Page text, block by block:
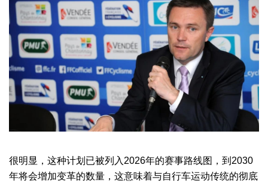
很明显，这种计划已被列入2026年的赛事路线图，到2030
年将会增加变革的数量，这意味着与自行车运动传统的彻底